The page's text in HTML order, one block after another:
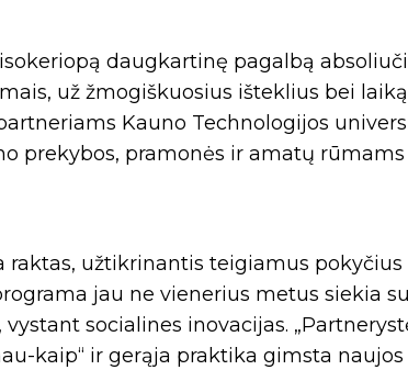
daugkartinę pagalbą
už žmogiškuosius išteklius bei
Kauno Technologijos
prekybos, pramonės ir amatų
raktas, užtikrinantis teigiamus
jau ne vienerius metus siekia
socialines inovacijas.
kaip“ ir gerąja praktika gimsta